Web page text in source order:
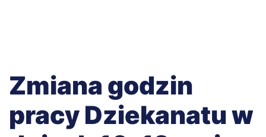
Zmiana godzin
pracy Dziekanatu w